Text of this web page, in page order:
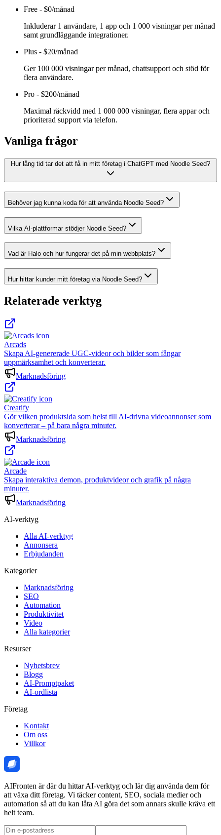
Free - $0/månad
Inkluderar 1 användare, 1 app och 1 000 visningar per månad
samt grundläggande integrationer.
Plus - $20/månad
Ger 100 000 visningar per månad, chattsupport och stöd för
flera användare.
Pro - $200/månad
Maximal räckvidd med 1 000 000 visningar, flera appar och
prioriterad support via telefon.
Vanliga frågor
Hur lång tid tar det att få in mitt företag i ChatGPT med Noodle Seed?
Behöver jag kunna koda för att använda Noodle Seed?
Vilka AI-plattformar stödjer Noodle Seed?
Vad är Halo och hur fungerar det på min webbplats?
Hur hittar kunder mitt företag via Noodle Seed?
Relaterade verktyg
Arcads
Skapa AI-genererade UGC-videor och bilder som fångar
uppmärksamhet och konverterar.
Marknadsföring
Creatify
Gör vilken produktsida som helst till AI-drivna videoannonser som
konverterar – på bara några minuter.
Marknadsföring
Arcade
Skapa interaktiva demon, produktvideor och grafik på några
minuter.
Marknadsföring
AI-verktyg
Alla AI-verktyg
Annonsera
Erbjudanden
Kategorier
Marknadsföring
SEO
Automation
Produktivitet
Video
Alla kategorier
Resurser
Nyhetsbrev
Blogg
AI-Promptpaket
AI-ordlista
Företag
Kontakt
Om oss
Villkor
AIFronten är där du hittar AI-verktyg och lär dig använda dem för
att växa ditt företag. Vi täcker content, SEO, sociala medier och
automation så att du kan låta AI göra det som annars skulle kräva ett
helt team.